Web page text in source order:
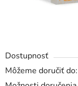
Dostupnosť
Môžeme doručiť do: